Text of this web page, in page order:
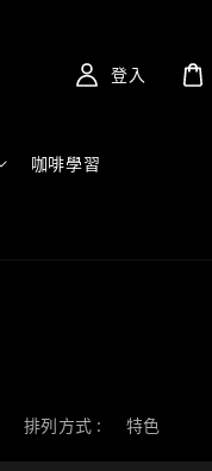
咖啡學習
登入
排列方式 :